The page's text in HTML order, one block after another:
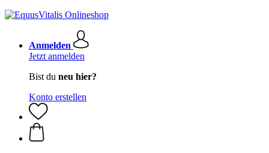
Anmelden
Jetzt anmelden
Bist du neu hier?
Konto erstellen